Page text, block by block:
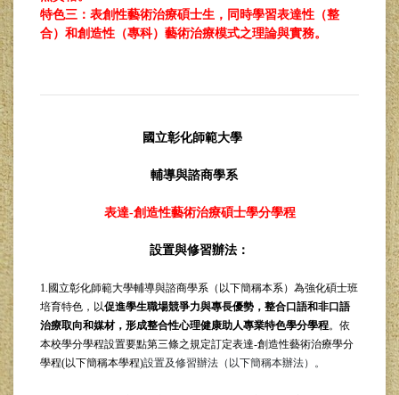
特色三：表創性藝術治療碩士生，同時學習表達性（整
合）和創造性（專科）藝術治療模式之理論與實務。
國立彰化師範大學
輔導與諮商學系
表達-創造性藝術治療碩士學分學程
設置與修習辦法：
1.國立彰化師範大學輔導與諮商學系（以下簡稱本系）為強化碩士班
培育特色，以促進學生職場競爭力與專長優勢，整合口語和非口語
治療取向和媒材，形成整合性心理健康助人專業特色學分學程。依
本校學分學程設置要點第三條之規定訂定表達-創造性藝術治療學分
學程(以下簡稱本學程)設置及修習辦法（以下簡稱本辦法）。